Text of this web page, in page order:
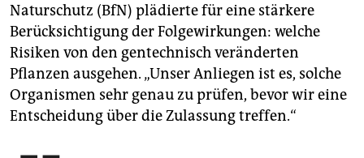
Naturschutz (BfN) plädierte für eine stärkere
Berücksichtigung der Folgewirkungen: welche
Risiken von den gentechnisch veränderten
Pflanzen ausgehen. „Unser Anliegen ist es, solche
Organismen sehr genau zu prüfen, bevor wir eine
Entscheidung über die Zulassung treffen.“